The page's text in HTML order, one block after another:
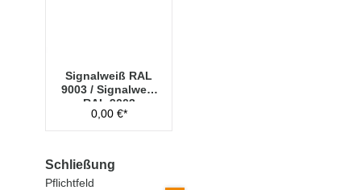
Signalweiß RAL
9003 / Signalweiß
RAL 9003
0,00 €*
Schließung
Pflichtfeld